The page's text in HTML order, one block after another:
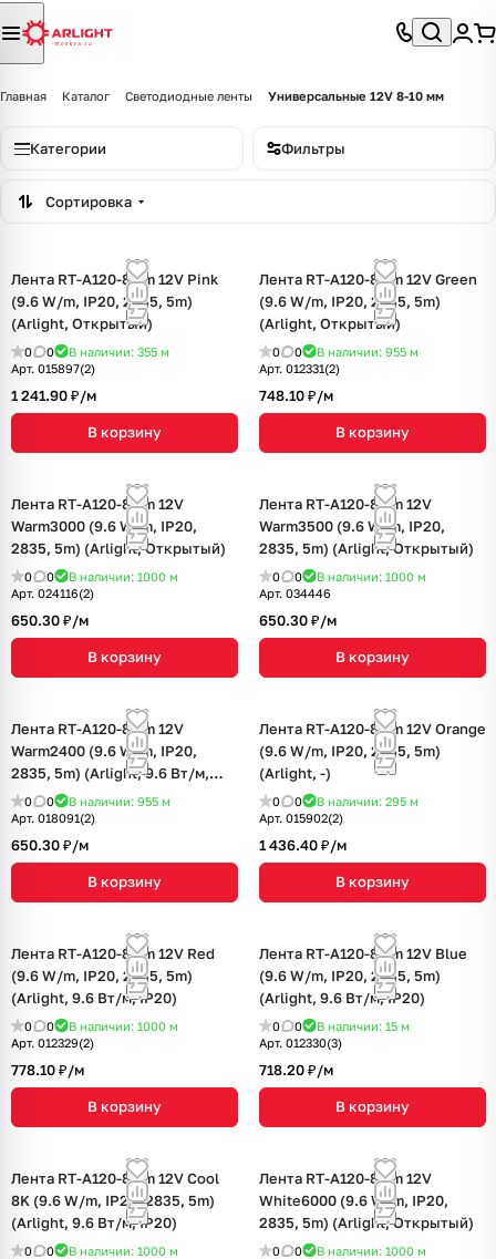
Главная Каталог Светодиодные ленты Универсальные 12V 8-10 мм
Категории Фильтры
Сортировка
Лента RT-A120-8mm 12V Pink
(9.6 W/m, IP20, 2835, 5m)
(Arlight, Открытый)
0 0 В наличии: 355 м
Арт. 015897(2)
1 241.90 ₽/м
В корзину
Лента RT-A120-8mm 12V Green
(9.6 W/m, IP20, 2835, 5m)
(Arlight, Открытый)
0 0 В наличии: 955 м
Арт. 012331(2)
748.10 ₽/м
В корзину
Лента RT-A120-8mm 12V
Warm3000 (9.6 W/m, IP20,
2835, 5m) (Arlight, Открытый)
0 0 В наличии: 1000 м
Арт. 024116(2)
650.30 ₽/м
В корзину
Лента RT-A120-8mm 12V
Warm3500 (9.6 W/m, IP20,
2835, 5m) (Arlight, Открытый)
0 0 В наличии: 1000 м
Арт. 034446
650.30 ₽/м
В корзину
Лента RT-A120-8mm 12V
Warm2400 (9.6 W/m, IP20,
2835, 5m) (Arlight, 9.6 Вт/м,
IP20)
0 0 В наличии: 955 м
Арт. 018091(2)
650.30 ₽/м
В корзину
Лента RT-A120-8mm 12V Orange
(9.6 W/m, IP20, 2835, 5m)
(Arlight, -)
0 0 В наличии: 295 м
Арт. 015902(2)
1 436.40 ₽/м
В корзину
Лента RT-A120-8mm 12V Red
(9.6 W/m, IP20, 2835, 5m)
(Arlight, 9.6 Вт/м, IP20)
0 0 В наличии: 1000 м
Арт. 012329(2)
778.10 ₽/м
В корзину
Лента RT-A120-8mm 12V Blue
(9.6 W/m, IP20, 2835, 5m)
(Arlight, 9.6 Вт/м, IP20)
0 0 В наличии: 15 м
Арт. 012330(3)
718.20 ₽/м
В корзину
Лента RT-A120-8mm 12V Cool
8K (9.6 W/m, IP20, 2835, 5m)
(Arlight, 9.6 Вт/м, IP20)
0 0 В наличии: 1000 м
Лента RT-A120-8mm 12V
White6000 (9.6 W/m, IP20,
2835, 5m) (Arlight, Открытый)
0 0 В наличии: 1000 м